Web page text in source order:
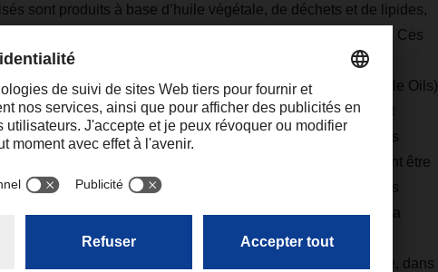
sont produits à base d’huile végétale, de déchets et de lipides,
à la suite d’une réaction catalytique avec de l’hydrogène. Ces
Esters and Fatty Acids) s’appuient sur un procédé de
comparables aux biodiesels HVO (Hydrogenated Vegetable Oils)
Pour garantir leur durabilité, leurs producteurs doivent
biocarburants avancés de la directive européenne sur les
stipule que les huiles issues de plantes alimentaires doivent être
et des huiles issues de déchets animaux et végétaux. Les
SAF, comme Neste, affirment se conformer à ces règles. La
émissions résiduelles de gaz à effet de serre, la réduction
HEFA est de 50 à 80 % par rapport au kérosène classique, dans